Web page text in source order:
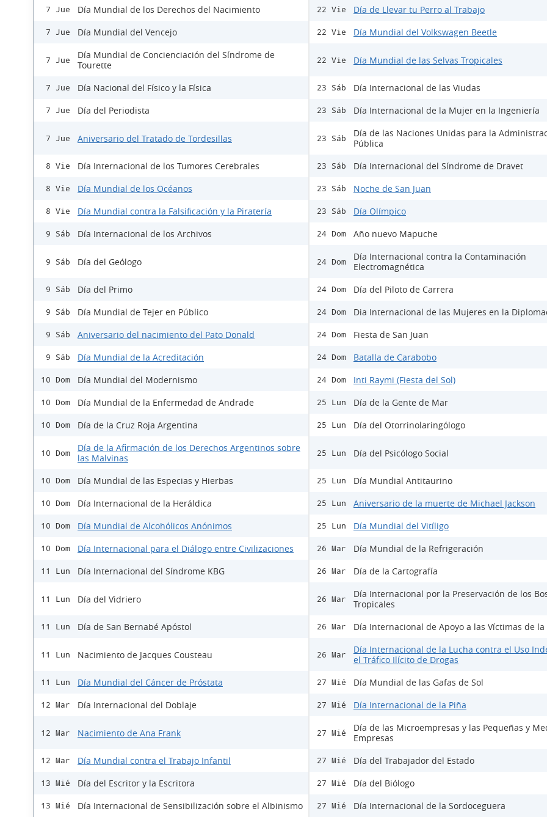
7 Jue Día Mundial de los Derechos del Nacimiento
7 Jue Día Mundial del Vencejo
7 Jue
Día Mundial de Concienciación del Síndrome de
Tourette
7 Jue Día Nacional del Físico y la Física
7 Jue Día del Periodista
7 Jue Aniversario del Tratado de Tordesillas
8 Vie Día Internacional de los Tumores Cerebrales
8 Vie Día Mundial de los Océanos
8 Vie Día Mundial contra la Falsificación y la Piratería
9 Sáb Día Internacional de los Archivos
9 Sáb Día del Geólogo
9 Sáb Día del Primo
9 Sáb Día Mundial de Tejer en Público
9 Sáb Aniversario del nacimiento del Pato Donald
9 Sáb Día Mundial de la Acreditación
10 Dom Día Mundial del Modernismo
10 Dom Día Mundial de la Enfermedad de Andrade
10 Dom Día de la Cruz Roja Argentina
10 Dom
Día de la Afirmación de los Derechos Argentinos sobre
las Malvinas
10 Dom Día Mundial de las Especias y Hierbas
10 Dom Día Internacional de la Heráldica
10 Dom Día Mundial de Alcohólicos Anónimos
10 Dom Día Internacional para el Diálogo entre Civilizaciones
11 Lun Día Internacional del Síndrome KBG
11 Lun Día del Vidriero
11 Lun Día de San Bernabé Apóstol
11 Lun Nacimiento de Jacques Cousteau
11 Lun Día Mundial del Cáncer de Próstata
12 Mar Día Internacional del Doblaje
12 Mar Nacimiento de Ana Frank
12 Mar Día Mundial contra el Trabajo Infantil
13 Mié Día del Escritor y la Escritora
13 Mié Día Internacional de Sensibilización sobre el Albinismo
22 Vie Día de Llevar tu Perro al Trabajo
22 Vie Día Mundial del Volkswagen Beetle
22 Vie Día Mundial de las Selvas Tropicales
23 Sáb Día Internacional de las Viudas
23 Sáb Día Internacional de la Mujer en la Ingeniería
23 Sáb
Día de las Naciones Unidas para la
Pública
23 Sáb Día Internacional del Síndrome de Dravet
23 Sáb Noche de San Juan
23 Sáb Día Olímpico
24 Dom Año nuevo Mapuche
24 Dom
Día Internacional contra la Contaminación
Electromagnética
24 Dom Día del Piloto de Carrera
24 Dom Dia Internacional de las Mujeres en la
24 Dom Fiesta de San Juan
24 Dom Batalla de Carabobo
24 Dom Inti Raymi (Fiesta del Sol)
25 Lun Día de la Gente de Mar
25 Lun Día del Otorrinolaringólogo
25 Lun Día del Psicólogo Social
25 Lun Día Mundial Antitaurino
25 Lun Aniversario de la muerte de Michael Jackson
25 Lun Día Mundial del Vitíligo
26 Mar Día Mundial de la Refrigeración
26 Mar Día de la Cartografía
26 Mar
Día Internacional por la Preservación de los
Tropicales
26 Mar Día Internacional de Apoyo a las Víctimas de
26 Mar
Día Internacional de la Lucha contra el Uso
el Tráfico Ilícito de Drogas
27 Mié Día Mundial de las Gafas de Sol
27 Mié Día Internacional de la Piña
27 Mié
Día de las Microempresas y las Pequeñas y
Empresas
27 Mié Día del Trabajador del Estado
27 Mié Día del Biólogo
27 Mié Día Internacional de la Sordoceguera